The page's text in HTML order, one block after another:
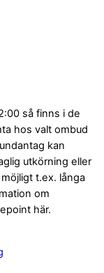
så finns i de
hos valt ombud
kan
utkörning eller
t.ex. långa
om
här.